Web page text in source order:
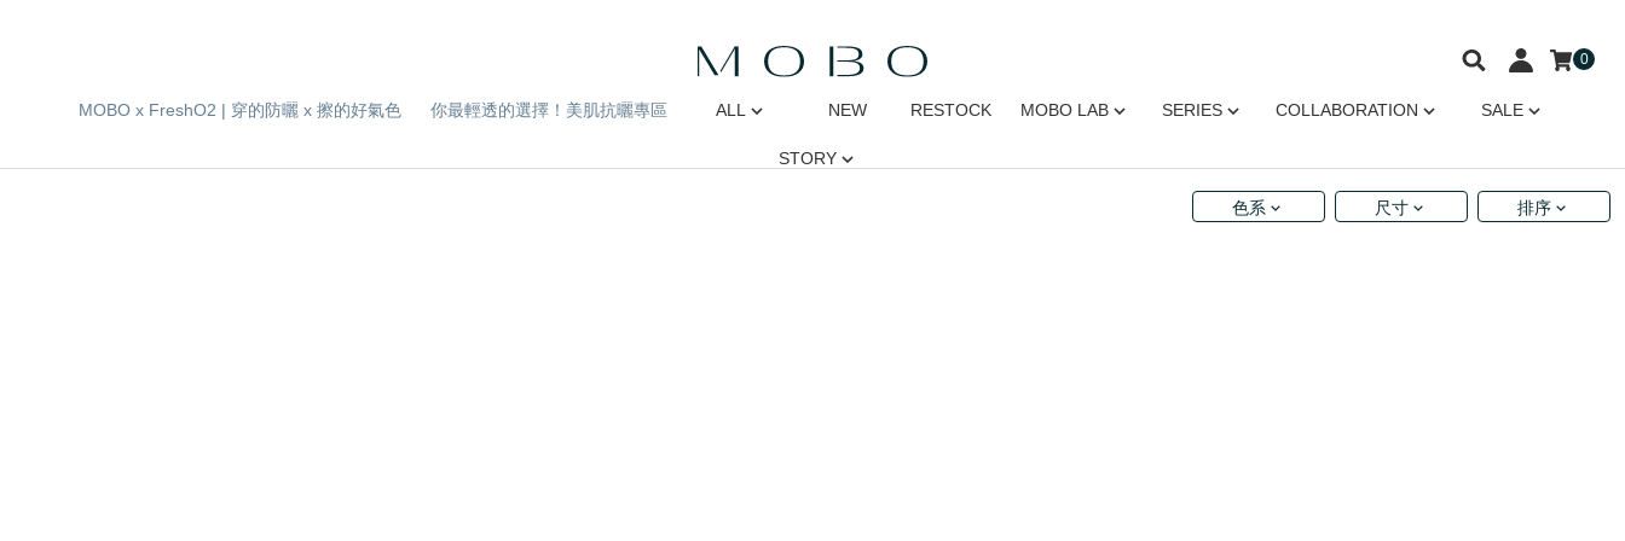
MOBO x FreshO2 | 穿的防曬 x 擦的好氣色 你最輕透的選擇！美肌抗曬專區 ALL NEW RESTOCK MOBO LAB SERIES COLLABORATION SALE
STORY
0
色系 尺寸 排序